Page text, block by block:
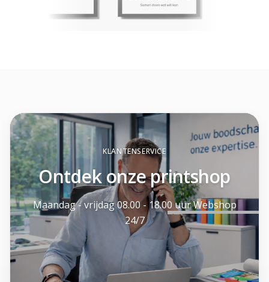
KLANTENSERVICE
Ontdek onze printshop
Maandag - vrijdag 08.00 - 18.00 uur Webshop
24/7